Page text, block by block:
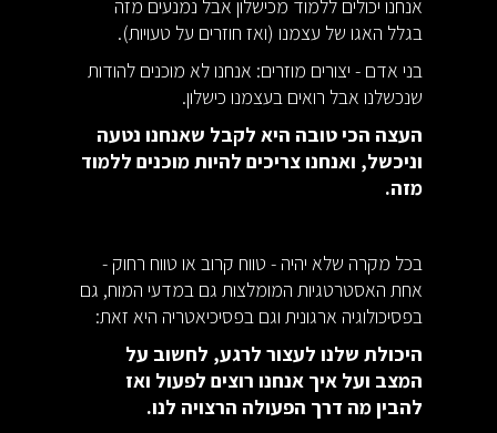
אנחנו יכולים ללמוד מכישלון אבל נמנעים מזה
בגלל האגו של עצמנו (ואז חוזרים על טעויות).
בני אדם - יצורים מוזרים: אנחנו לא מוכנים להודות
שנכשלנו אבל רואים בעצמנו כישלון.
העצה הכי טובה היא לקבל שאנחנו נטעה
וניכשל, ואנחנו צריכים להיות מוכנים ללמוד
מזה.
בכל מקרה שלא יהיה - טווח קרוב או טווח רחוק -
אחת האסטרטגיות המומלצות גם במדעי המוח, גם
בפסיכולוגיה ארגונית וגם בפסיכיאטריה היא זאת:
היכולת שלנו לעצור לרגע, לחשוב על
המצב ועל איך אנחנו רוצים לפעול ואז
להבין מה דרך הפעולה הרצויה לנו.